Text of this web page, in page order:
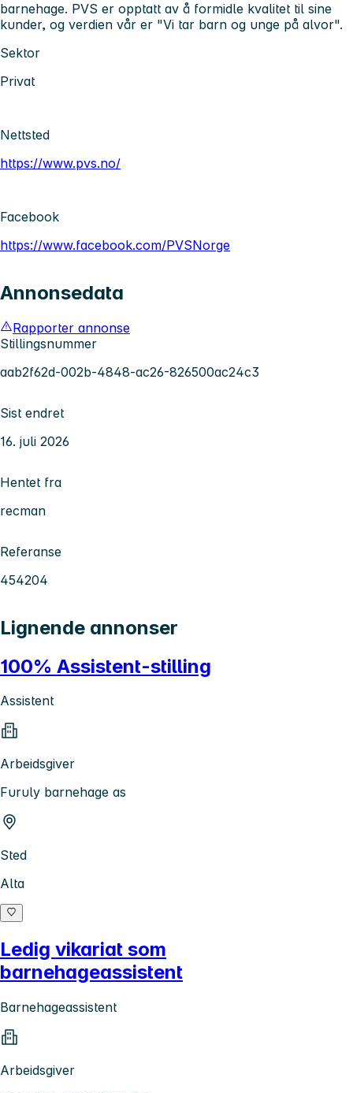
barnehage. PVS er opptatt av å formidle kvalitet til sine
kunder, og verdien vår er "Vi tar barn og unge på alvor".
Sektor
Privat
Nettsted
https://www.pvs.no/
Facebook
https://www.facebook.com/PVSNorge
Annonsedata
Rapporter annonse
Stillingsnummer
aab2f62d-002b-4848-ac26-826500ac24c3
Sist endret
16. juli 2026
Hentet fra
recman
Referanse
454204
Lignende annonser
100% Assistent-stilling
Assistent
Arbeidsgiver
Furuly barnehage as
Sted
Alta
Ledig vikariat som
barnehageassistent
Barnehageassistent
Arbeidsgiver